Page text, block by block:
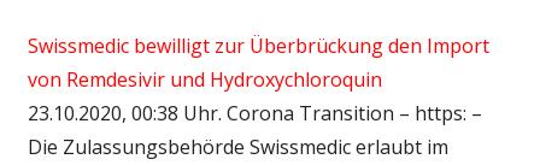
Swissmedic bewilligt zur Überbrückung den Import
von Remdesivir und Hydroxychloroquin
23.10.2020, 00:38 Uhr. Corona Transition – https: –
Die Zulassungsbehörde Swissmedic erlaubt im